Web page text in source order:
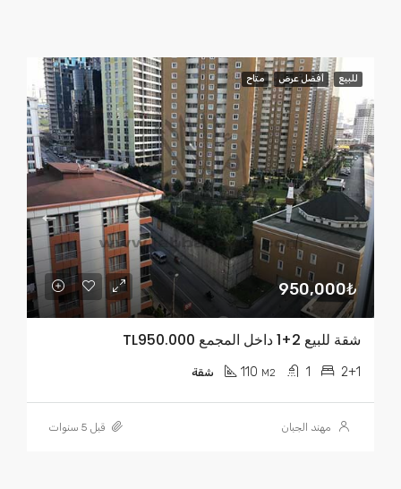
للبيع أفضل عرض متاح
950,000₺
شقة للبيع 2+1 داخل المجمع TL950.000
2+1
1
110 M2 شقة
مهند الجبان قبل 5 سنوات